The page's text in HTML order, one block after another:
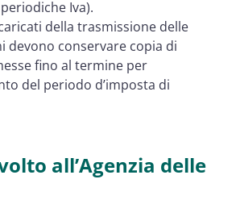
Iva).
della trasmissione delle
devono conservare copia di
fino al termine per
del periodo d’imposta di
all’Agenzia delle